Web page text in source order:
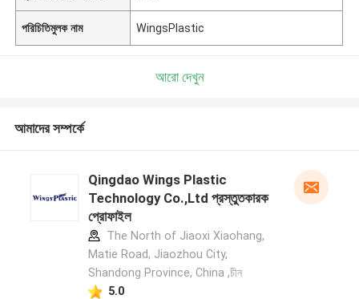
পরিচিতিমুলক নাম WingsPlastic
আরো দেখুন
আমাদের সম্পর্কে
Qingdao Wings Plastic
Technology Co.,Ltd প্রস্তুতকারক
প্রোফাইল
The North of Jiaoxi Xiaohang,
Matie Road, Jiaozhou City,
Shandong Province, China ,চীন
5.0